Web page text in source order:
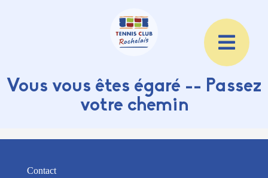
Vous vous êtes égaré -- Passez
votre chemin
Contact